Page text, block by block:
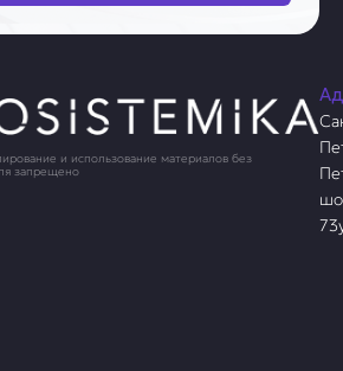
и использование материалов без
запрещено